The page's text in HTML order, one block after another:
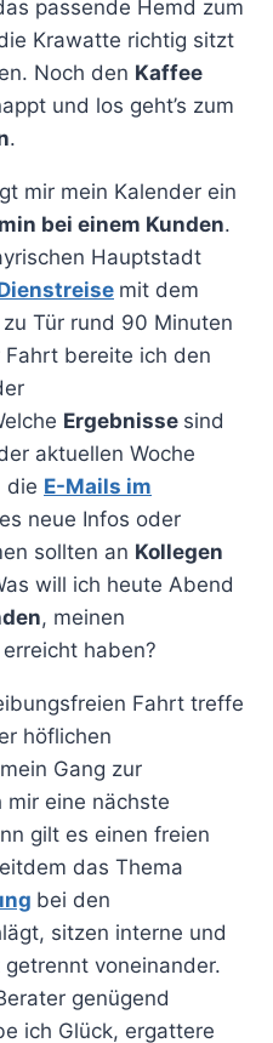
passende Hemd zum
Krawatte richtig sitzt
Noch den Kaffee
und los geht’s zum
.
mir mein Kalender ein
bei einem Kunden.
Hauptstadt
mit dem
Tür rund 90 Minuten
bereite ich den
Ergebnisse sind
aktuellen Woche
die E-Mails im
neue Infos oder
sollten an Kollegen
will ich heute Abend
, meinen
erreicht haben?
Fahrt treffe
höflichen
Gang zur
mir eine nächste
gilt es einen freien
das Thema
bei den
sitzen interne und
voneinander.
genügend
ich Glück, ergattere